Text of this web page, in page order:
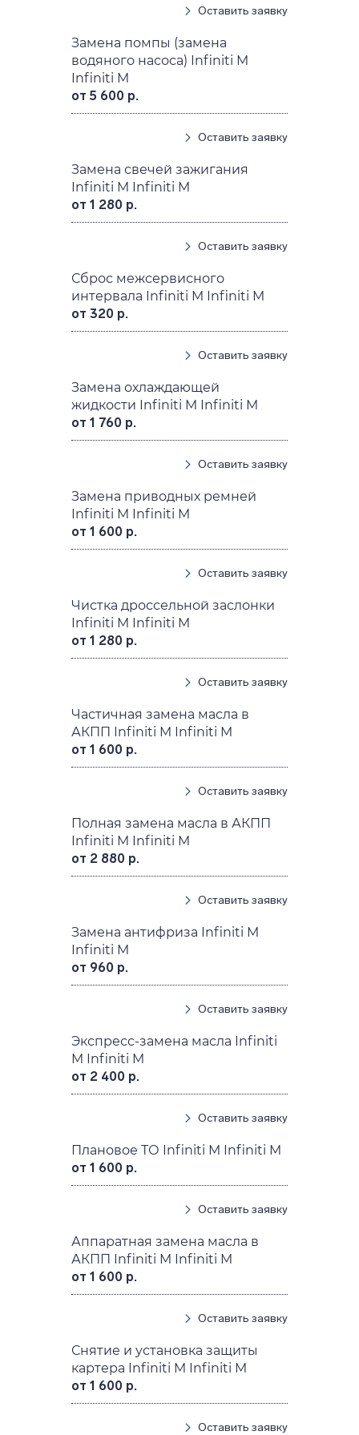
Оставить заявку
Замена помпы (замена
водяного насоса) Infiniti M
Infiniti M
от 5 600 р.
Оставить заявку
Замена свечей зажигания
Infiniti M Infiniti M
от 1 280 р.
Оставить заявку
Сброс межсервисного
интервала Infiniti M Infiniti M
от 320 р.
Оставить заявку
Замена охлаждающей
жидкости Infiniti M Infiniti M
от 1 760 р.
Оставить заявку
Замена приводных ремней
Infiniti M Infiniti M
от 1 600 р.
Оставить заявку
Чистка дроссельной заслонки
Infiniti M Infiniti M
от 1 280 р.
Оставить заявку
Частичная замена масла в
АКПП Infiniti M Infiniti M
от 1 600 р.
Оставить заявку
Полная замена масла в АКПП
Infiniti M Infiniti M
от 2 880 р.
Оставить заявку
Замена антифриза Infiniti M
Infiniti M
от 960 р.
Оставить заявку
Экспресс-замена масла Infiniti
M Infiniti M
от 2 400 р.
Оставить заявку
Плановое ТО Infiniti M Infiniti M
от 1 600 р.
Оставить заявку
Аппаратная замена масла в
АКПП Infiniti M Infiniti M
от 1 600 р.
Оставить заявку
Снятие и установка защиты
картера Infiniti M Infiniti M
от 1 600 р.
Оставить заявку